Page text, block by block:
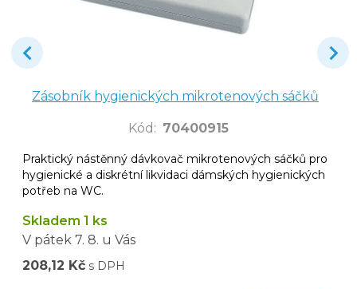
Zásobník hygienických mikrotenových sáčků
Kód : 70400915
Praktický nástěnný dávkovač mikrotenových sáčků pro
hygienické a diskrétní likvidaci dámských hygienických
potřeb na WC.
Skladem 1 ks
V pátek 7. 8. u Vás
208,12 Kč s DPH